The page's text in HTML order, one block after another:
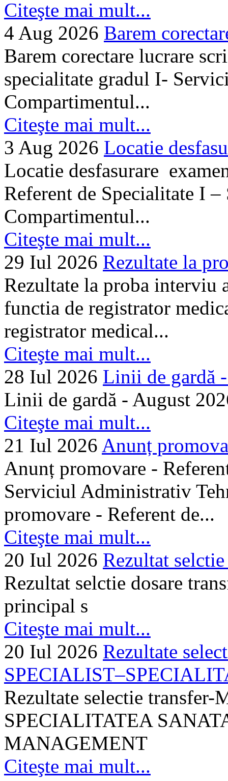
Citeşte mai mult...
4 Aug 2026 Barem
Barem corectare lucrare
specialitate gradul I-
Compartimentul...
Citeşte mai mult...
3 Aug 2026 Locatie
Locatie desfasurare
Referent de Specialitate I
Compartimentul...
Citeşte mai mult...
29 Iul 2026 Rezultate la
Rezultate la proba interviu
functia de registrator
registrator medical...
Citeşte mai mult...
28 Iul 2026 Linii de gardă
Linii de gardă - August
Citeşte mai mult...
21 Iul 2026 Anunț
Anunț promovare -
Serviciul Administrativ
promovare - Referent de...
Citeşte mai mult...
20 Iul 2026 Rezultat
Rezultat selctie dosare
principal s
Citeşte mai mult...
20 Iul 2026 Rezultate
Rezultate selectie
SPECIALITATEA
MANAGEMENT
Citeşte mai mult...